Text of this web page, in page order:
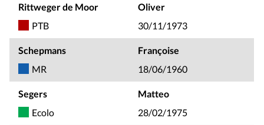
Rittweger de Moor
Oliver
PTB
30/11/1973
Schepmans
Françoise
MR
18/06/1960
Segers
Matteo
Ecolo
28/02/1975